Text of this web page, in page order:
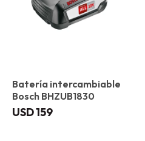
Batería intercambiable
Bosch BHZUB1830
USD159